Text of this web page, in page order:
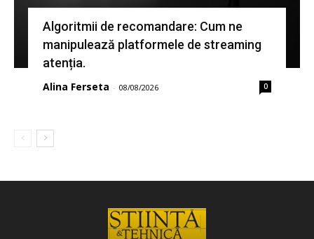
Algoritmii de recomandare: Cum ne
manipulează platformele de streaming
atenția.
Alina Ferseta - 08/08/2026 0